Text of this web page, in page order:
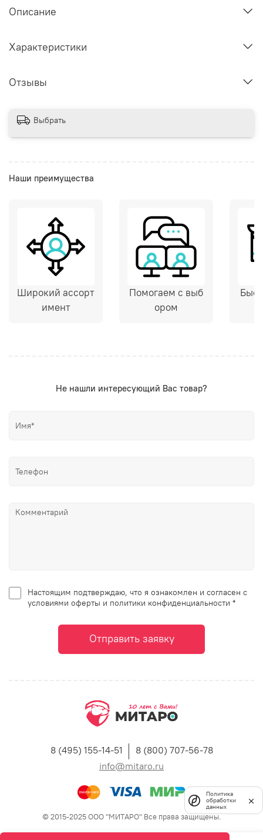
Описание
Характеристики
Отзывы
Выбрать
Наши преимущества
Широкий ассорт
имент
Помогаем с выб
ором
Не нашли интересующий Вас товар?
Настоящим подтверждаю, что я ознакомлен и согласен с
условиями оферты и политики конфиденциальности *
Отправить заявку
8 (495) 155-14-51
8 (800) 707-56-78
info@mitaro.ru
© 2015-2025 ООО "МИТАРО" Все права защищены.
Политика
обработки
данных